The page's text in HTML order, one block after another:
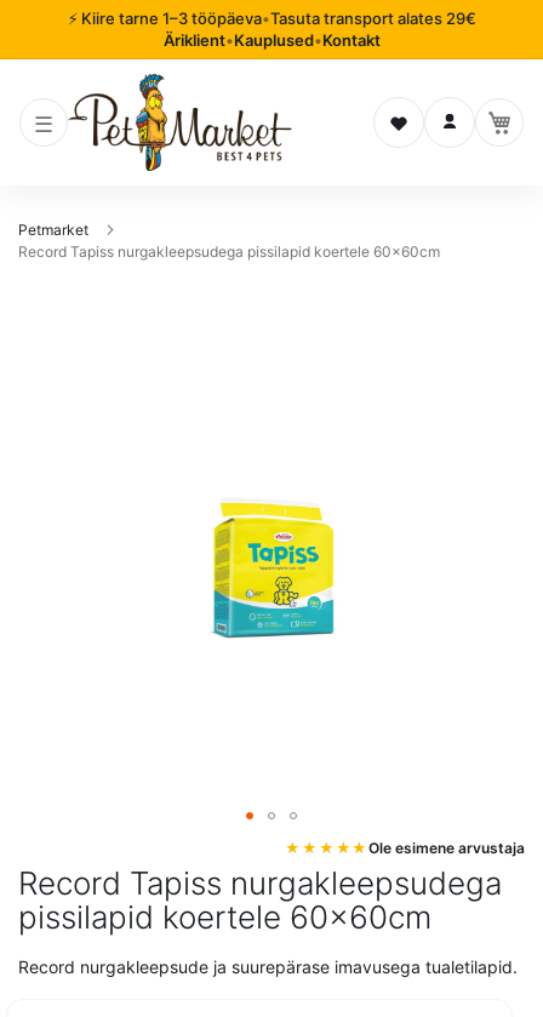
⚡ Kiire tarne 1–3 tööpäeva•Tasuta transport alates 29€
Äriklient•Kauplused•Kontakt
Soovinimekiri
Logi sisse
Petmarket
Record Tapiss nurgakleepsudega pissilapid koertele 60x60cm
Record Tapiss nurgakleepsudega
pissilapid koertele 60x60cm
Ole esimene arvustaja
Record nurgakleepsude ja suurepärase imavusega tualetilapid.
pildigalerii
algusesse